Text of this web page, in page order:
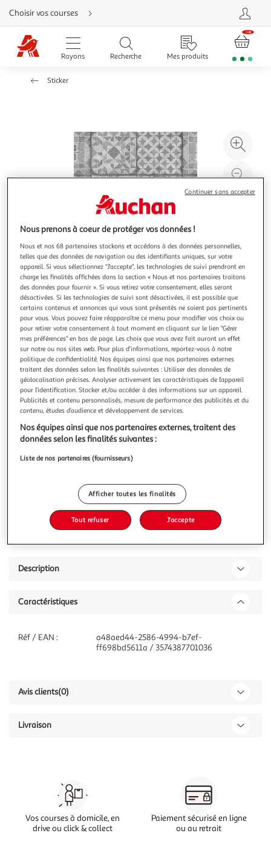
Aller
directement
au
contenu
Aller
directement
Aller
Choisir vos courses
Rayons Recherche Mes produits
Sticker
à
Illustration
précédente
Illustration
suivante
PARIS PRIX
Rouleau Adhésif Carrelage 45x200cm Gris
Informations Techniques : Dimensions : L. 45 x l. 200 cm
Matière : PVC Spécificités : Tendance & Chic Rouleau
Adhésif Forme Ronde Motif Imprimé Facile à Découper
Guide de Coupe Gradué au Dos Couleur : Gris
En savoir +
Vendu parParis Prix
Livr. ou retrait dès 3/4 jours
A partir de 7,99€
Plus d'options
Vendu par Paris Prix
Ajouter au panier
Ajouter à une liste
Description
Caractéristiques
Réf / EAN :
a48aed44-2586-4994-b7ef-
ff698bd5611a / 3574387701036
Avis clients(0)
Livraison
Vos courses à domicile, en
drive ou click & collect
Paiement sécurisé en ligne
ou au retrait
Nous prenons à coeur de protéger vos données !
Nous et nos 68 partenaires stockons et accédons à des données personnelles,
telles que des données de navigation ou des identifiants uniques, sur votre
appareil. Si vous sélectionnez "J'accepte", les technologies de suivi prendront en
charge les finalités affichées dans la section « Nous et nos partenaires traitons
des données pour fournir ». Si vous retirez votre consentement, elles seront
désactivées. Si les technologies de suivi sont désactivées, il est possible que
certains contenus et annonces qui vous sont présentés ne soient pas pertinents
pour vous. Vous pouvez faire réapparaître ce menu pour modifier vos choix ou
pour retirer votre consentement à tout moment en cliquant sur le lien "Gérer
mes préférences" en bas de page. Les choix que vous avez fait auront un effet
sur notre ou nos sites web. Pour plus d’informations, reportez-vous à notre
politique de confidentialité. Nos équipes ainsi que nos partenaires externes
traitent des données selon les finalités suivantes : Utiliser des données de
géolocalisation précises. Analyser activement les caractéristiques de l’appareil
pour l’identification. Stocker et/ou accéder à des informations sur un appareil.
Publicités et contenu personnalisés, mesure de performance des publicités et du
contenu, études d’audience et développement de services.
Nos équipes ainsi que nos partenaires externes, traitent des
données selon les finalités suivantes :
Liste de nos partenaires (fournisseurs)
Afficher toutes les finalités
Tout refuser J'accepte
Continuer sans accepter